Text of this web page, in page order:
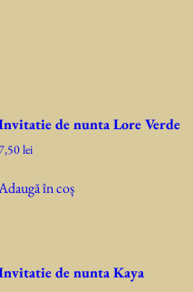
de nunta Lore Verde
lei
în coș
de nunta Kaya